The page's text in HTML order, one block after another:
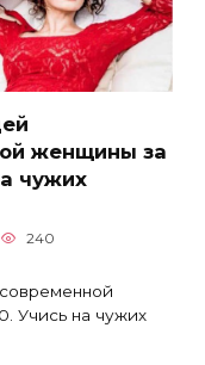
женщины за
чужих
240
Учись на чужих